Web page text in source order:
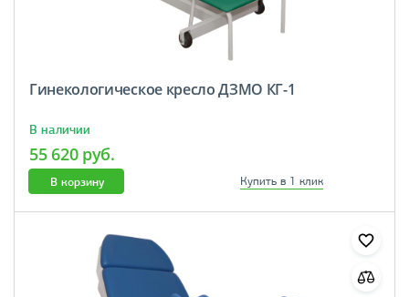
Гинекологическое кресло ДЗМО КГ-1
В наличии
55 620 руб.
В корзину Купить в 1 клик